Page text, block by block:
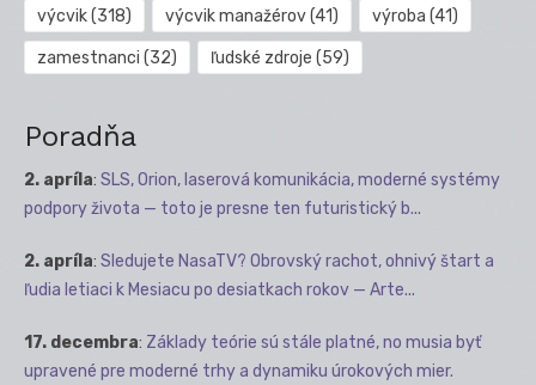
výcvik(318) výcvik manažérov(41) výroba (41)
zamestnanci (32) ľudské zdroje (59)
Poradňa
2. apríla: SLS, Orion, laserová komunikácia, moderné systémy
podpory života — toto je presne ten futuristický b...
2. apríla: Sledujete NasaTV? Obrovský rachot, ohnivý štart a
ľudia letiaci k Mesiacu po desiatkach rokov — Arte...
17. decembra: Základy teórie sú stále platné, no musia byť
upravené pre moderné trhy a dynamiku úrokových mier.